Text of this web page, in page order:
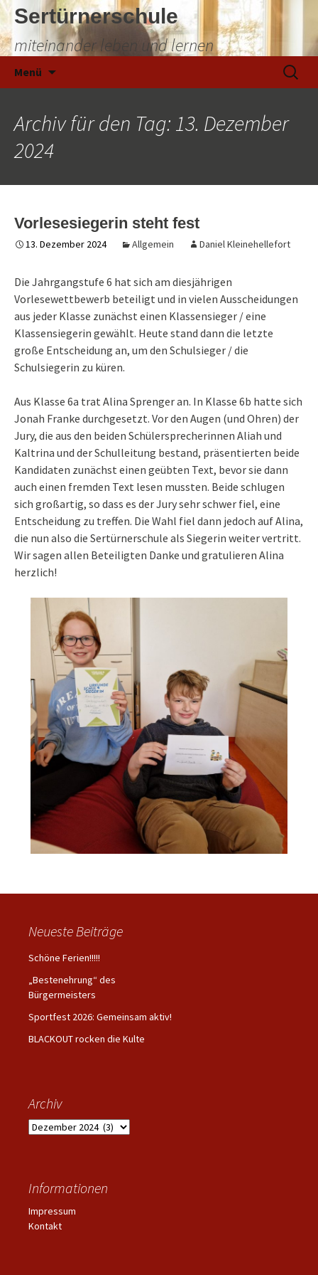
Sertürnerschule
miteinander leben und lernen
Menü
Suchen
nach:
Archiv für den Tag: 13. Dezember
2024
Vorlesesiegerin steht fest
13. Dezember 2024 Allgemein Daniel Kleinehellefort
Die Jahrgangstufe 6 hat sich am diesjährigen
Vorlesewettbewerb beteiligt und in vielen Ausscheidungen
aus jeder Klasse zunächst einen Klassensieger / eine
Klassensiegerin gewählt. Heute stand dann die letzte
große Entscheidung an, um den Schulsieger / die
Schulsiegerin zu küren.
Aus Klasse 6a trat Alina Sprenger an. In Klasse 6b hatte sich
Jonah Franke durchgesetzt. Vor den Augen (und Ohren) der
Jury, die aus den beiden Schülersprecherinnen Aliah und
Kaltrina und der Schulleitung bestand, präsentierten beide
Kandidaten zunächst einen geübten Text, bevor sie dann
auch einen fremden Text lesen mussten. Beide schlugen
sich großartig, so dass es der Jury sehr schwer fiel, eine
Entscheidung zu treffen. Die Wahl fiel dann jedoch auf Alina,
die nun also die Sertürnerschule als Siegerin weiter vertritt.
Wir sagen allen Beteiligten Danke und gratulieren Alina
herzlich!
Neueste Beiträge
Schöne Ferien!!!!!
„Bestenehrung“ des
Bürgermeisters
Sportfest 2026: Gemeinsam aktiv!
BLACKOUT rocken die Kulte
Archiv
Archiv
Informationen
Impressum
Kontakt